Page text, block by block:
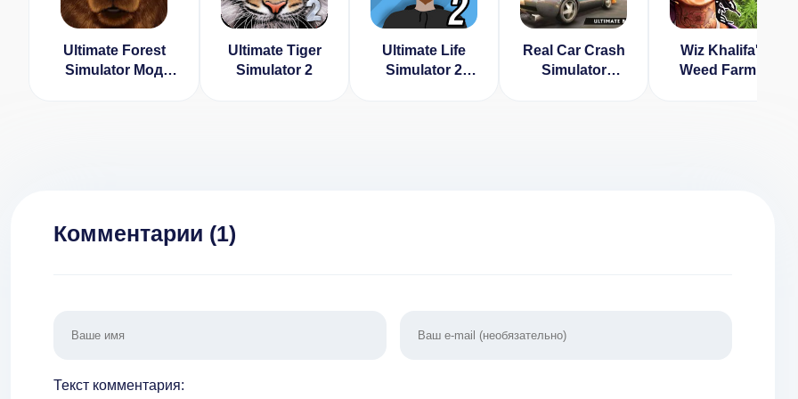
Ultimate Forest
Simulator Мод
Ultimate Tiger
Simulator 2
Ultimate Life
Simulator 2
Real Car Crash
Simulator
Wiz Khalifa's
Weed Farm v
Комментарии (1)
Текст комментария: